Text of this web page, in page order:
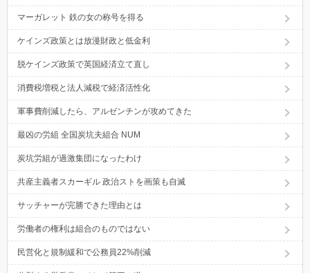
マーガレット 鉄の女の称号を得る
ケインズ政策とは放漫財政と低金利
脱ケインズ政策で英国経済立て直し
消費税増税と法人減税で経済活性化
軍事費削減したら、アルゼンチンが攻めてきた
最凶の労組 全国炭坑夫組合 NUM
炭坑労組が過激集団になったわけ
共産主義者スカーギル 政治ストを画策も自滅
サッチャーが完勝できた理由とは
労働者の権利は組合のものではない
民営化と規制緩和で公務員22%削減